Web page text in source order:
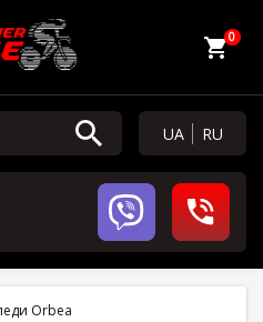
0
UA RU
Orbea